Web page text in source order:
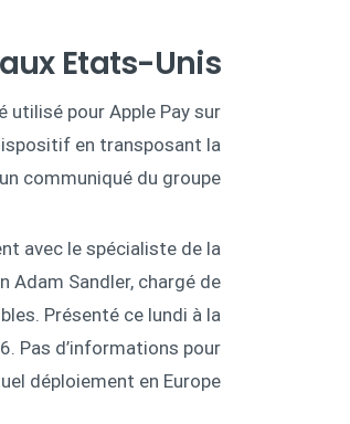
Etats-Unis
utilisé pour Apple Pay sur
en transposant la
communiqué du groupe.
avec le spécialiste de la
Adam Sandler, chargé de
Présenté ce lundi à la
Pas d’informations pour
déploiement en Europe.